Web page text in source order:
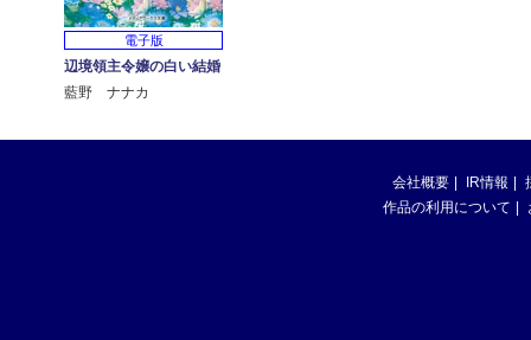
電子版
辺境領主令嬢の白い結婚
藍野 ナナカ
会社概要 IR情報
作品の利用について